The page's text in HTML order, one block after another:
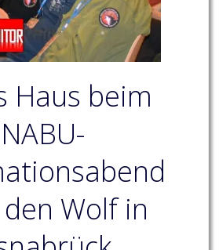
Haus beim
NABU-
Wolf in